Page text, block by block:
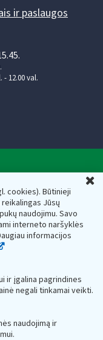
cookies). Būtinieji
Jūsų
naudojimu. Savo
interneto naršyklės
informacijos
ir įgalina pagrindines
negali tinkamai veikti.
naudojimą ir
ir paslaugos
12.00 val.
Lietuvos
Lietuva, el.paštas:
prie Lietuvos
Juridinių